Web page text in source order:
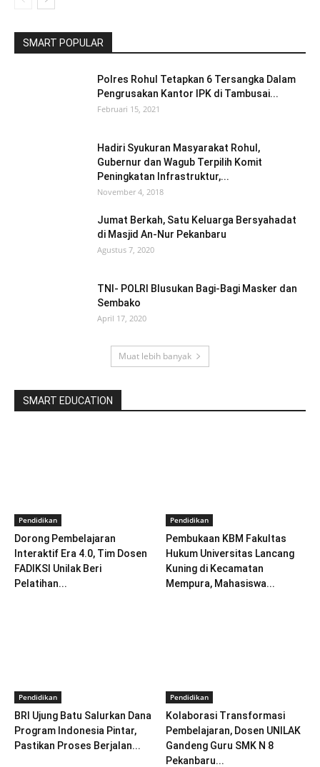
SMART POPULAR
Polres Rohul Tetapkan 6 Tersangka Dalam
Pengrusakan Kantor IPK di Tambusai...
Februari 15, 2021
Hadiri Syukuran Masyarakat Rohul,
Gubernur dan Wagub Terpilih Komit
Peningkatan Infrastruktur,...
November 4, 2018
Jumat Berkah, Satu Keluarga Bersyahadat
di Masjid An-Nur Pekanbaru
Agustus 7, 2020
TNI- POLRI Blusukan Bagi-Bagi Masker dan
Sembako
April 17, 2020
Muat lebih banyak
SMART EDUCATION
Pendidikan
Dorong Pembelajaran
Interaktif Era 4.0, Tim Dosen
FADIKSI Unilak Beri
Pelatihan...
Pendidikan
Pembukaan KBM Fakultas
Hukum Universitas Lancang
Kuning di Kecamatan
Mempura, Mahasiswa...
Pendidikan
BRI Ujung Batu Salurkan Dana
Program Indonesia Pintar,
Pastikan Proses Berjalan...
Pendidikan
Kolaborasi Transformasi
Pembelajaran, Dosen UNILAK
Gandeng Guru SMK N 8
Pekanbaru...